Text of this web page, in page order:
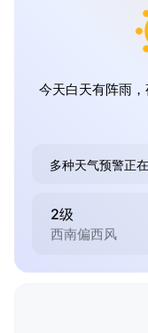
今天白天有阵雨
多种天气预警正
2级
西南偏西风